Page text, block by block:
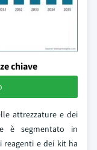
chiave
attrezzature e dei
è segmentato in
e dei kit ha